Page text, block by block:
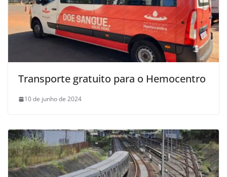
Transporte gratuito para o Hemocentro
10 de junho de 2024